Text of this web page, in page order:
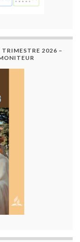
TRIMESTRE 2026 –